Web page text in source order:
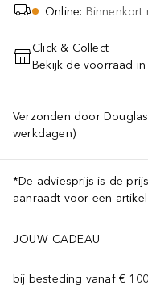
Online: Binnenkort
Click & Collect
Bekijk de voorraad
Verzonden door
werkdagen)
*De adviesprijs is de
aanraadt voor een artikel
JOUW CADEAU
bij besteding vanaf €